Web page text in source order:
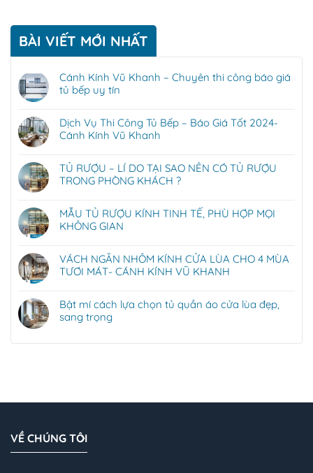
BÀI VIẾT MỚI NHẤT
Cánh Kính Vũ Khanh – Chuyên thi công báo giá
tủ bếp uy tín
Dịch Vụ Thi Công Tủ Bếp – Báo Giá Tốt 2024-
Cánh Kính Vũ Khanh
TỦ RƯỢU – LÍ DO TẠI SAO NÊN CÓ TỦ RƯỢU
TRONG PHÒNG KHÁCH ?
MẪU TỦ RƯỢU KÍNH TINH TẾ, PHÙ HỢP MỌI
KHÔNG GIAN
VÁCH NGĂN NHÔM KÍNH CỬA LÙA CHO 4 MÙA
TƯƠI MÁT- CÁNH KÍNH VŨ KHANH
Bật mí cách lựa chọn tủ quần áo cửa lùa đẹp,
sang trọng
VỀ CHÚNG TÔI